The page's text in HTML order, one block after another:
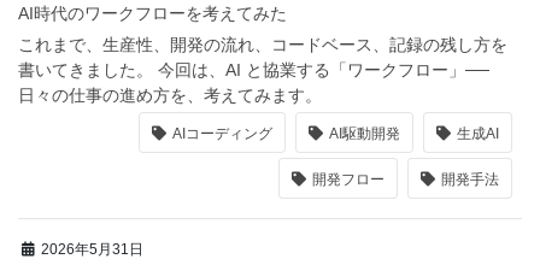
AI時代のワークフローを考えてみた
これまで、生産性、開発の流れ、コードベース、記録の残し方を
書いてきました。 今回は、AI と協業する「ワークフロー」──
日々の仕事の進め方を、考えてみます。
AIコーディング AI駆動開発 生成AI
開発フロー 開発手法
2026年5月31日